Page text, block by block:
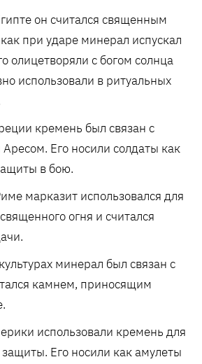
он считался священным
при ударе минерал испускал
олицетворяли с богом солнца
использовали в ритуальных
кремень был связан с
Его носили солдаты как
в бою.
марказит использовался для
огня и считался
минерал был связан с
камнем, приносящим
использовали кремень для
Его носили как амулеты